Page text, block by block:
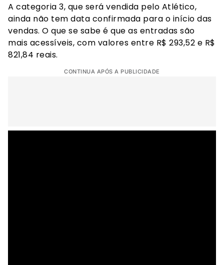
A categoria 3, que será vendida pelo Atlético,
ainda não tem data confirmada para o início das
vendas. O que se sabe é que as entradas são
mais acessíveis, com valores entre R$ 293,52 e R$
821,84 reais.
CONTINUA APÓS A PUBLICIDADE